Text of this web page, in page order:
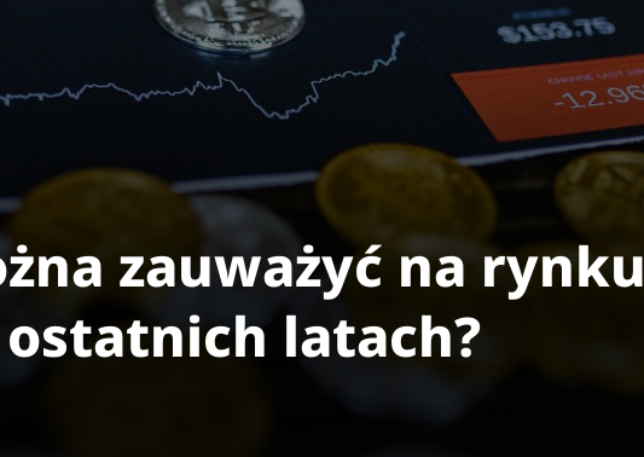
zauważyć na rynku
ostatnich latach?